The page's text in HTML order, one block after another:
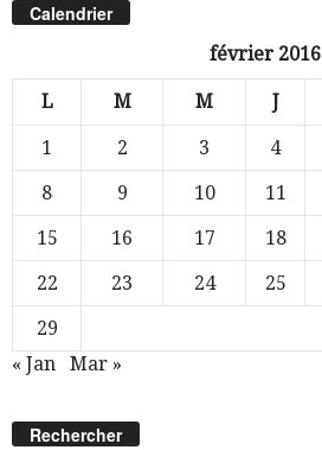
Calendrier
février 2016
L M M J
1 2 3 4
8
9 10 11
15
16 17 18
22
23 24 25
29
« Jan
Mar »
Rechercher